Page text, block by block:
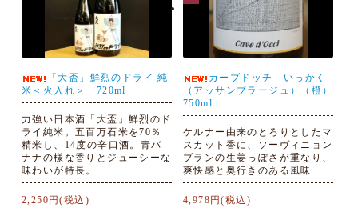
「大盃」鮮烈のドライ 純
米＜火入れ＞ 720ml
力強い日本酒「大盃」鮮烈のド
ライ純米。五百万石米を70％
精米し、14度の辛口酒。青バ
ナナの様な香りとジューシーな
味わいが特長。
2,250円(税込)
カーブドッチ いっかく
（アッサンブラージュ）（橙）
750ml
ケルナー由来のとろりとしたマ
スカット香に、ソーヴィニョン
ブランの生姜っぽさが重なり、
爽快感と奥行きのある風味
4,978円(税込)